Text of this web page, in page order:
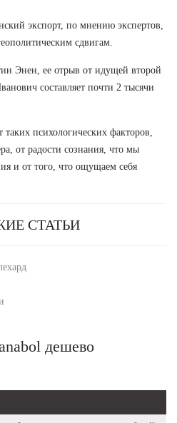
экспорт, по мнению экспертов,
сдвигам.
Энен, ее отрыв от идущей второй
составляет почти 2 тысячи
таких психологических факторов,
от радости сознания, что мы
и от того, что ощущаем себя
СТАТЬИ
дешево